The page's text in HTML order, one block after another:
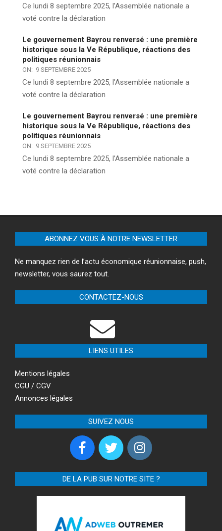
Ce lundi 8 septembre 2025, l’Assemblée nationale a
voté contre la déclaration
Le gouvernement Bayrou renversé : une première
historique sous la Ve République, réactions des
politiques réunionnais
ON: 9 SEPTEMBRE 2025
Ce lundi 8 septembre 2025, l’Assemblée nationale a
voté contre la déclaration
Le gouvernement Bayrou renversé : une première
historique sous la Ve République, réactions des
politiques réunionnais
ON: 9 SEPTEMBRE 2025
Ce lundi 8 septembre 2025, l’Assemblée nationale a
voté contre la déclaration
ABONNEZ VOUS À NOTRE NEWSLETTER
Ne manquez rien de l’actu économique réunionnaise, push,
newsletter, vous saurez tout.
CONTACTEZ-NOUS
LIENS UTILES
Mentions légales
CGU / CGV
Annonces légales
SUIVEZ NOUS
DE LA PUB SUR NOTRE SITE ?